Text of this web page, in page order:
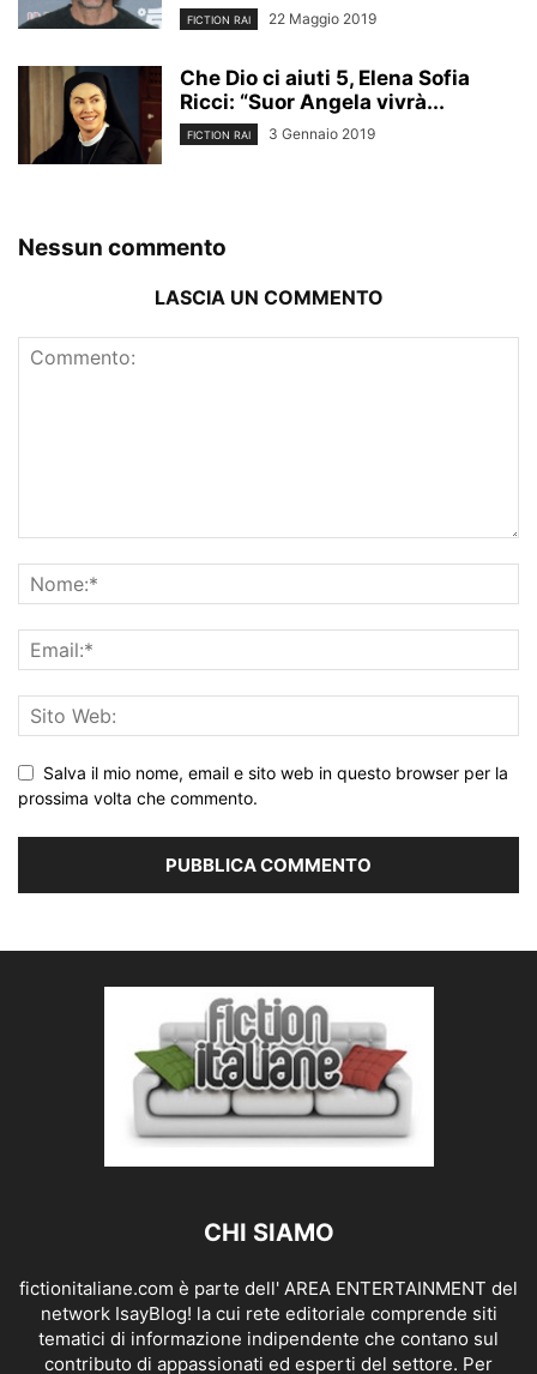
FICTION RAI 22 Maggio 2019
Che Dio ci aiuti 5, Elena Sofia
Ricci: “Suor Angela vivrà...
FICTION RAI 3 Gennaio 2019
Nessun commento
LASCIA UN COMMENTO
Salva il mio nome, email e sito web in questo browser per la
prossima volta che commento.
CHI SIAMO
fictionitaliane.com è parte dell' AREA ENTERTAINMENT del
network IsayBlog! la cui rete editoriale comprende siti
tematici di informazione indipendente che contano sul
contributo di appassionati ed esperti del settore. Per